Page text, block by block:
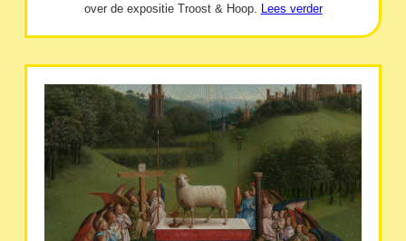
over de expositie Troost & Hoop. Lees verder